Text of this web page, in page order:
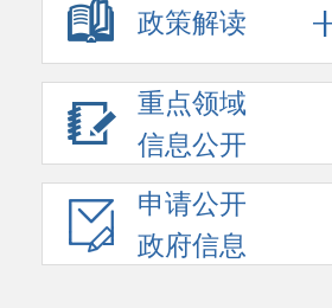
政策解读
重点领域
信息公开
申请公开
政府信息